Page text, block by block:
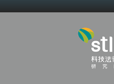
版商品；第
置特殊編
就檢驗其
版商品的
劃」目前
同時，即